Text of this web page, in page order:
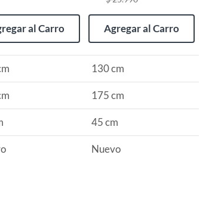
al Carro Agregar al Carro
130 cm
175 cm
45 cm
Nuevo